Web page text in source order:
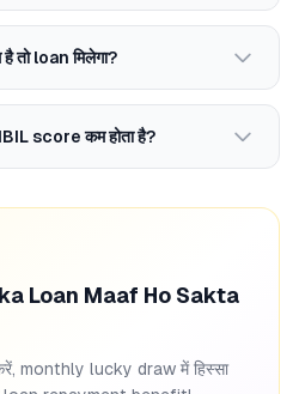
तो loan मिलेगा?
score कम होता है?
Loan Maaf Ho Sakta
monthly lucky draw में हिस्सा